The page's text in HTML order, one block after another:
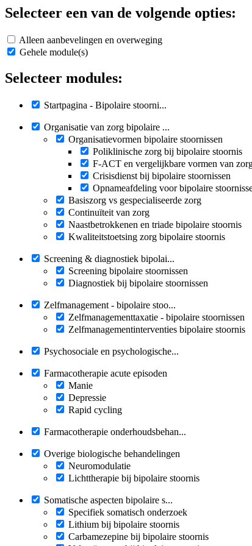
Selecteer een van de volgende opties:
Alleen aanbevelingen en overweging
Gehele module(s)
Selecteer modules:
Startpagina - Bipolaire stoorni...
Organisatie van zorg bipolaire ...
Organisatievormen bipolaire stoornissen
Poliklinische zorg bij bipolaire stoornis
F-ACT en vergelijkbare vormen van
Crisisdienst bij bipolaire stoornissen
Opnameafdeling voor bipolaire
Basiszorg vs gespecialiseerde zorg
Continuïteit van zorg
Naastbetrokkenen en triade bipolaire stoornis
Kwaliteitstoetsing zorg bipolaire stoornis
Screening & diagnostiek bipolai...
Screening bipolaire stoornissen
Diagnostiek bij bipolaire stoornissen
Zelfmanagement - bipolaire stoo...
Zelfmanagementtaxatie - bipolaire stoornissen
Zelfmanagementinterventies bipolaire stoornis
Psychosociale en psychologische...
Farmacotherapie acute episoden
Manie
Depressie
Rapid cycling
Farmacotherapie onderhoudsbehan...
Overige biologische behandelingen
Neuromodulatie
Lichttherapie bij bipolaire stoornis
Somatische aspecten bipolaire s...
Specifiek somatisch onderzoek
Lithium bij bipolaire stoornis
Carbamezepine bij bipolaire stoornis